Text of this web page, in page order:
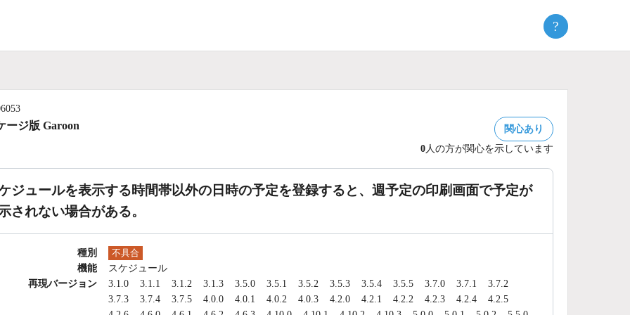
?
ージ版 Garoon
関心あり
0人の方が関心を示しています
ジュールを表示する時間帯以外の日時の予定を登録すると、週予定の印刷画面で予定が
されない場合がある。
種別 不具合
機能
スケジュール
再現バージョン
3.1.0 3.1.1 3.1.2 3.1.3 3.5.0 3.5.1 3.5.2 3.5.3 3.5.4 3.5.5 3.7.0 3.7.1
3.7.2
3.7.3
3.7.4 3.7.5 4.0.0 4.0.1 4.0.2 4.0.3 4.2.0 4.2.1 4.2.2 4.2.3 4.2.4
4.2.5